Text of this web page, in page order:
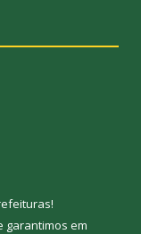
!
garantimos em